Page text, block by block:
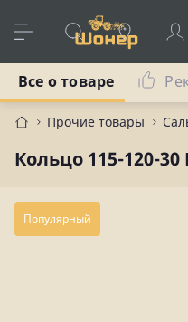
Прочие товары
Кольцо 115-120-
Все о товаре
Популярный